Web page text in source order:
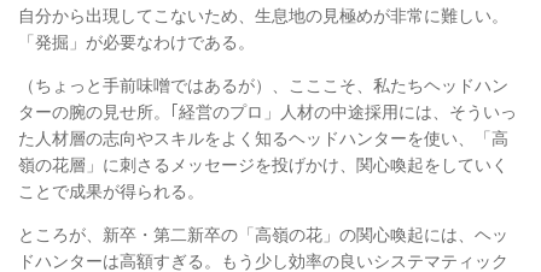
自分から出現してこないため、生息地の見極めが非常に難しい。
「発掘」が必要なわけである。
（ちょっと手前味噌ではあるが）、こここそ、私たちヘッドハン
ターの腕の見せ所。｢経営のプロ」人材の中途採用には、そういっ
た人材層の志向やスキルをよく知るヘッドハンターを使い、「高
嶺の花層」に刺さるメッセージを投げかけ、関心喚起をしていく
ことで成果が得られる。
ところが、新卒・第二新卒の「高嶺の花」の関心喚起には、ヘッ
ドハンターは高額すぎる。もう少し効率の良いシステマティック